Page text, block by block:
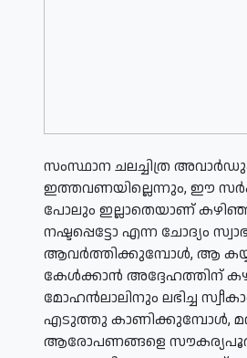
സംസ്ഥാന ചലച്ചിത്ര
ഇത്തവണയില്ലെന്നും, ഈ
പോലും ഇല്ലാതെയാണ്
നഷ്ടപ്പെട്ടോ എന്ന ചോദ്യം
ആവര്‍ത്തിക്കുമ്പോള്‍, ആ
കേള്‍ക്കാന്‍ അദ്ദേഹത്തിന്
മോഹന്‍ലാലിനും ലഭിച്ച
എടുത്തു കാണിക്കുമ്പോള്‍,
ആരോപണങ്ങളെ